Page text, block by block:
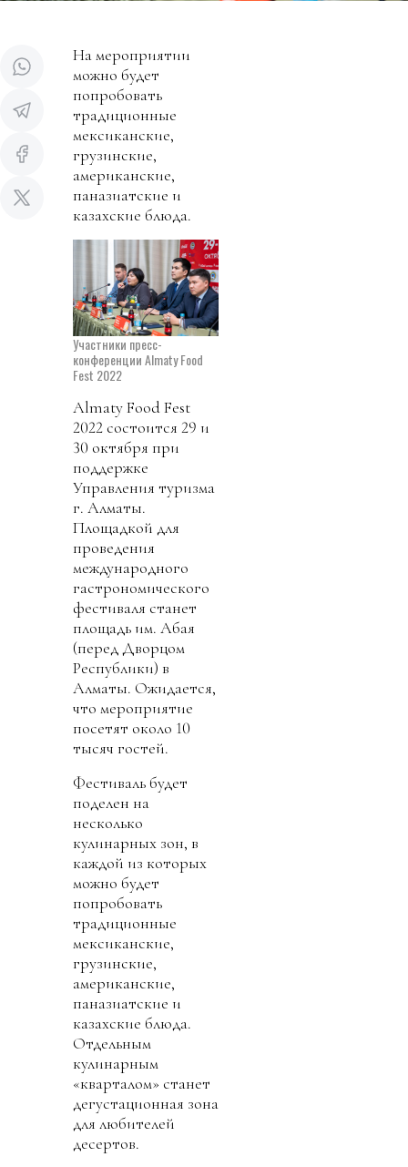
На мероприятии
можно будет
попробовать
традиционные
мексиканские,
грузинские,
американские,
паназиатские и
казахские блюда.
Участники пресс-
конференции Almaty Food
Fest 2022
Almaty Food Fest
2022 состоится 29 и
30 октября при
поддержке
Управления туризма
г. Алматы.
Площадкой для
проведения
международного
гастрономического
фестиваля станет
площадь им. Абая
(перед Дворцом
Республики) в
Алматы. Ожидается,
что мероприятие
посетят около 10
тысяч гостей.
Фестиваль будет
поделен на
несколько
кулинарных зон, в
каждой из которых
можно будет
попробовать
традиционные
мексиканские,
грузинские,
американские,
паназиатские и
казахские блюда.
Отдельным
кулинарным
«кварталом» станет
дегустационная зона
для любителей
десертов.